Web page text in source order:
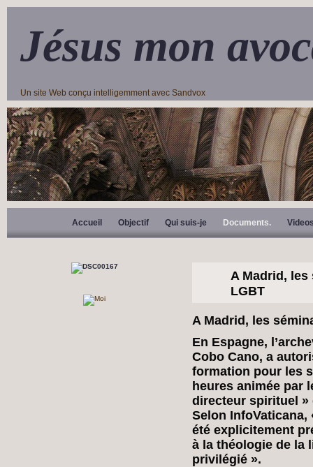
Jésus mon
Un site Web conçu intelligemment avec Sandvox
Accueil Objectif Qui suis-je Documents.
A Madrid,
LGBT
A Madrid, les
En Espagne,
Cobo Cano, a
formation pour les
heures animée par
directeur spirituel »
Selon
été explicitement
à la théologie de la
privilégié ».